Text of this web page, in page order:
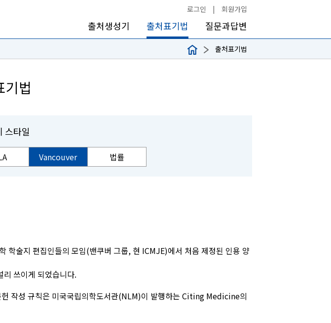
로그인 | 회원가입
출처생성기 출처표기법 질문과답변
출처표기법
기법
스타일
Vancouver 법률
술지 편집인들의 모임(밴쿠버 그룹, 현 ICMJE)에서 처음 제정된 인용 양
쓰이게 되었습니다.
작성 규칙은 미국국립의학도서관(NLM)이 발행하는 Citing Medicine의